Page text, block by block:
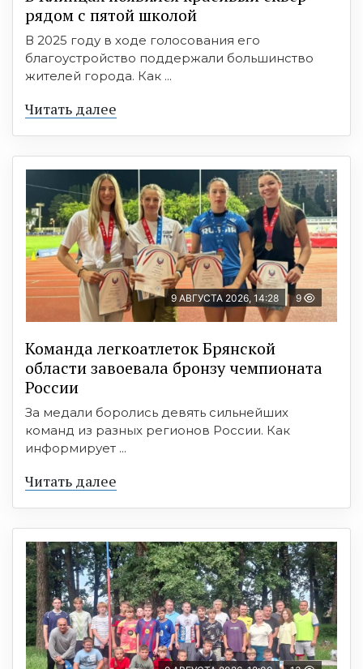
рядом с пятой школой
В 2025 году в ходе голосования его
благоустройство поддержали большинство
жителей города. Как ...
Читать далее
9 АВГУСТА 2026, 14:28 9
Команда легкоатлеток Брянской
области завоевала бронзу чемпионата
России
За медали боролись девять сильнейших
команд из разных регионов России. Как
информирует ...
Читать далее